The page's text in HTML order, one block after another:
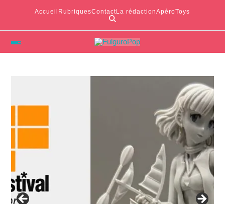
Accueil RubriquesContactLa rédactionApéroToys